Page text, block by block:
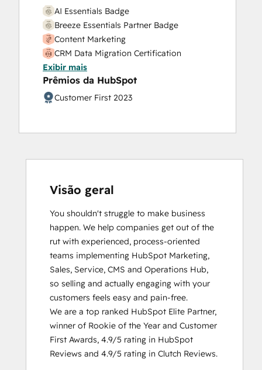
AI Essentials Badge
Breeze Essentials Partner Badge
Content Marketing
CRM Data Migration Certification
Data Integrations Certification
Email Marketing Certification
HubSpot Architecture I: Data Models and
HubSpot Reporting
HubSpot Sales Hub Software
Certification
HubSpot Solutions Partner
HubSpot Trainer Certification
Inbound
Inbound Marketing
Inbound Sales
Integrating With HubSpot I: Foundations
Objectives-Based Onboarding
Platform Consulting
Revenue Operations
Salesforce Integration Certification
Exibir mais
Prêmios da HubSpot
Customer First 2023
Visão geral
You shouldn't struggle to make business
happen. We help companies get out of the
rut with experienced, process-oriented
teams implementing HubSpot Marketing,
Sales, Service, CMS and Operations Hub,
so selling and actually engaging with your
customers feels easy and pain-free.
We are a top ranked HubSpot Elite Partner,
winner of Rookie of the Year and Customer
First Awards, 4.9/5 rating in HubSpot
Reviews and 4.9/5 rating in Clutch Reviews.